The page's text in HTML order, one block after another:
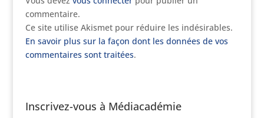
commentaire.
Ce site utilise Akismet pour réduire les indésirables.
En savoir plus sur la façon dont les données de vos
commentaires sont traitées.
Inscrivez-vous à Médiacadémie